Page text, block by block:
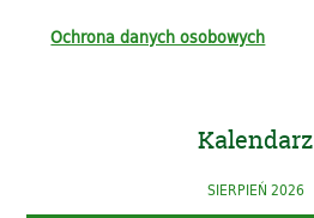
Ochrona danych osobowych
Kalendarz
SIERPIEŃ 2026